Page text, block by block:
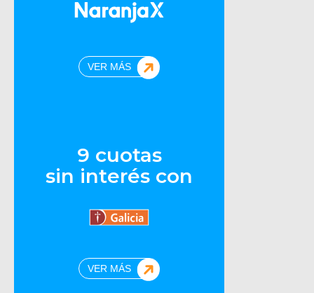
VER MÁS
9 cuotas
sin interés con
VER MÁS